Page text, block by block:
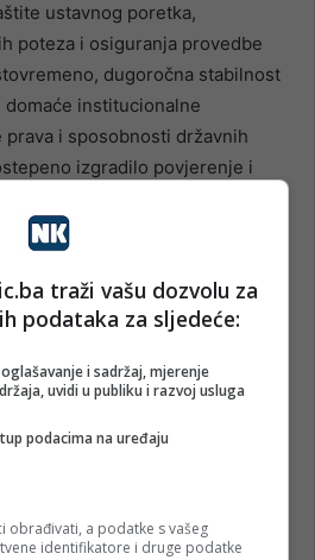
ustavnog poretka,
poteza i osiguranja provedbe
dugoročna stabilnost
institucionalne
i sposobnosti državnih
izgradilo povjerenje i
međunarodne zavisnosti.
važnosti što prije osigurati izbor
međunarodne zajednice u
ojačati ulogu Evropske
Bosne i Hercegovine i
je povezana sa sigurnošću
jedno od ključnih
kontinenta.
i zloupotreba
traži vašu dozvolu za
podataka za sljedeće:
i sadržaj, mjerenje
uvidi u publiku i razvoj usluga
podacima na uređaju
obrađivati, a podatke s vašeg
identifikatore i druge podatke